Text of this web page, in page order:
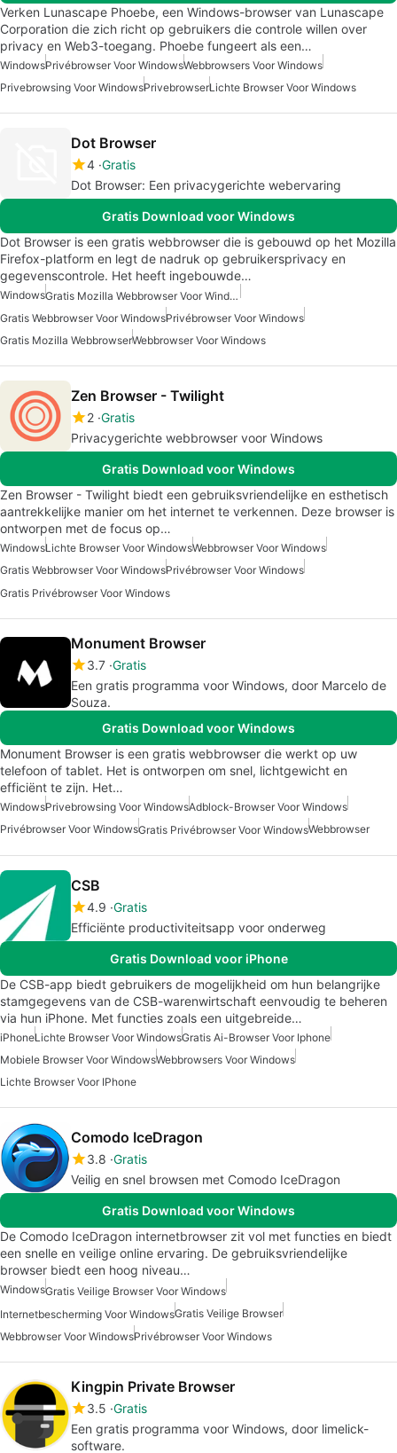
Verken Lunascape Phoebe, een Windows-browser van Lunascape
Corporation die zich richt op gebruikers die controle willen over
privacy en Web3-toegang. Phoebe fungeert als een…
WindowsPrivébrowser Voor WindowsWebbrowsers Voor Windows
Privebrowsing Voor WindowsPrivebrowserLichte Browser Voor Windows
Dot Browser
4 Gratis
Dot Browser: Een privacygerichte webervaring
Gratis Download voor Windows
Dot Browser is een gratis webbrowser die is gebouwd op het Mozilla
Firefox-platform en legt de nadruk op gebruikersprivacy en
gegevenscontrole. Het heeft ingebouwde…
Windows
Gratis Mozilla Webbrowser Voor Windows
Gratis Webbrowser Voor WindowsPrivébrowser Voor Windows
Gratis Mozilla WebbrowserWebbrowser Voor Windows
Zen Browser - Twilight
2 Gratis
Privacygerichte webbrowser voor Windows
Gratis Download voor Windows
Zen Browser - Twilight biedt een gebruiksvriendelijke en esthetisch
aantrekkelijke manier om het internet te verkennen. Deze browser is
ontworpen met de focus op…
WindowsLichte Browser Voor WindowsWebbrowser Voor Windows
Gratis Webbrowser Voor WindowsPrivébrowser Voor Windows
Gratis Privébrowser Voor Windows
Monument Browser
3.7 Gratis
Een gratis programma voor Windows, door ‪Marcelo de
Souza‬.
Gratis Download voor Windows
Monument Browser is een gratis webbrowser die werkt op uw
telefoon of tablet. Het is ontworpen om snel, lichtgewicht en
efficiënt te zijn. Het…
WindowsPrivebrowsing Voor WindowsAdblock-Browser Voor Windows
Privébrowser Voor WindowsGratis Privébrowser Voor WindowsWebbrowser
CSB
4.9 Gratis
Efficiënte productiviteitsapp voor onderweg
Gratis Download voor iPhone
De CSB-app biedt gebruikers de mogelijkheid om hun belangrijke
stamgegevens van de CSB-warenwirtschaft eenvoudig te beheren
via hun iPhone. Met functies zoals een uitgebreide…
iPhoneLichte Browser Voor WindowsGratis Ai-Browser Voor Iphone
Mobiele Browser Voor WindowsWebbrowsers Voor Windows
Lichte Browser Voor IPhone
Comodo IceDragon
3.8 Gratis
Veilig en snel browsen met Comodo IceDragon
Gratis Download voor Windows
De Comodo IceDragon internetbrowser zit vol met functies en biedt
een snelle en veilige online ervaring. De gebruiksvriendelijke
browser biedt een hoog niveau…
WindowsGratis Veilige Browser Voor Windows
Internetbescherming Voor WindowsGratis Veilige Browser
Webbrowser Voor WindowsPrivébrowser Voor Windows
Kingpin Private Browser
3.5 Gratis
Een gratis programma voor Windows, door limelick-
software.